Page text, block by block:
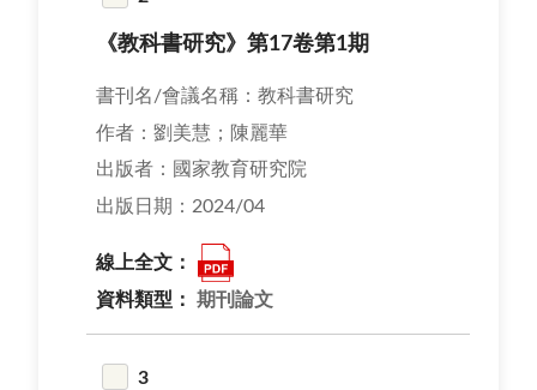
《教科書研究》第17卷第1期
書刊名/會議名稱：教科書研究
作者：劉美慧；陳麗華
出版者：國家教育研究院
出版日期：2024/04
線上全文：
資料類型： 期刊論文
3